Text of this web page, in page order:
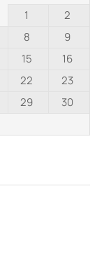
1
2
8
9
15
16
22
23
29
30